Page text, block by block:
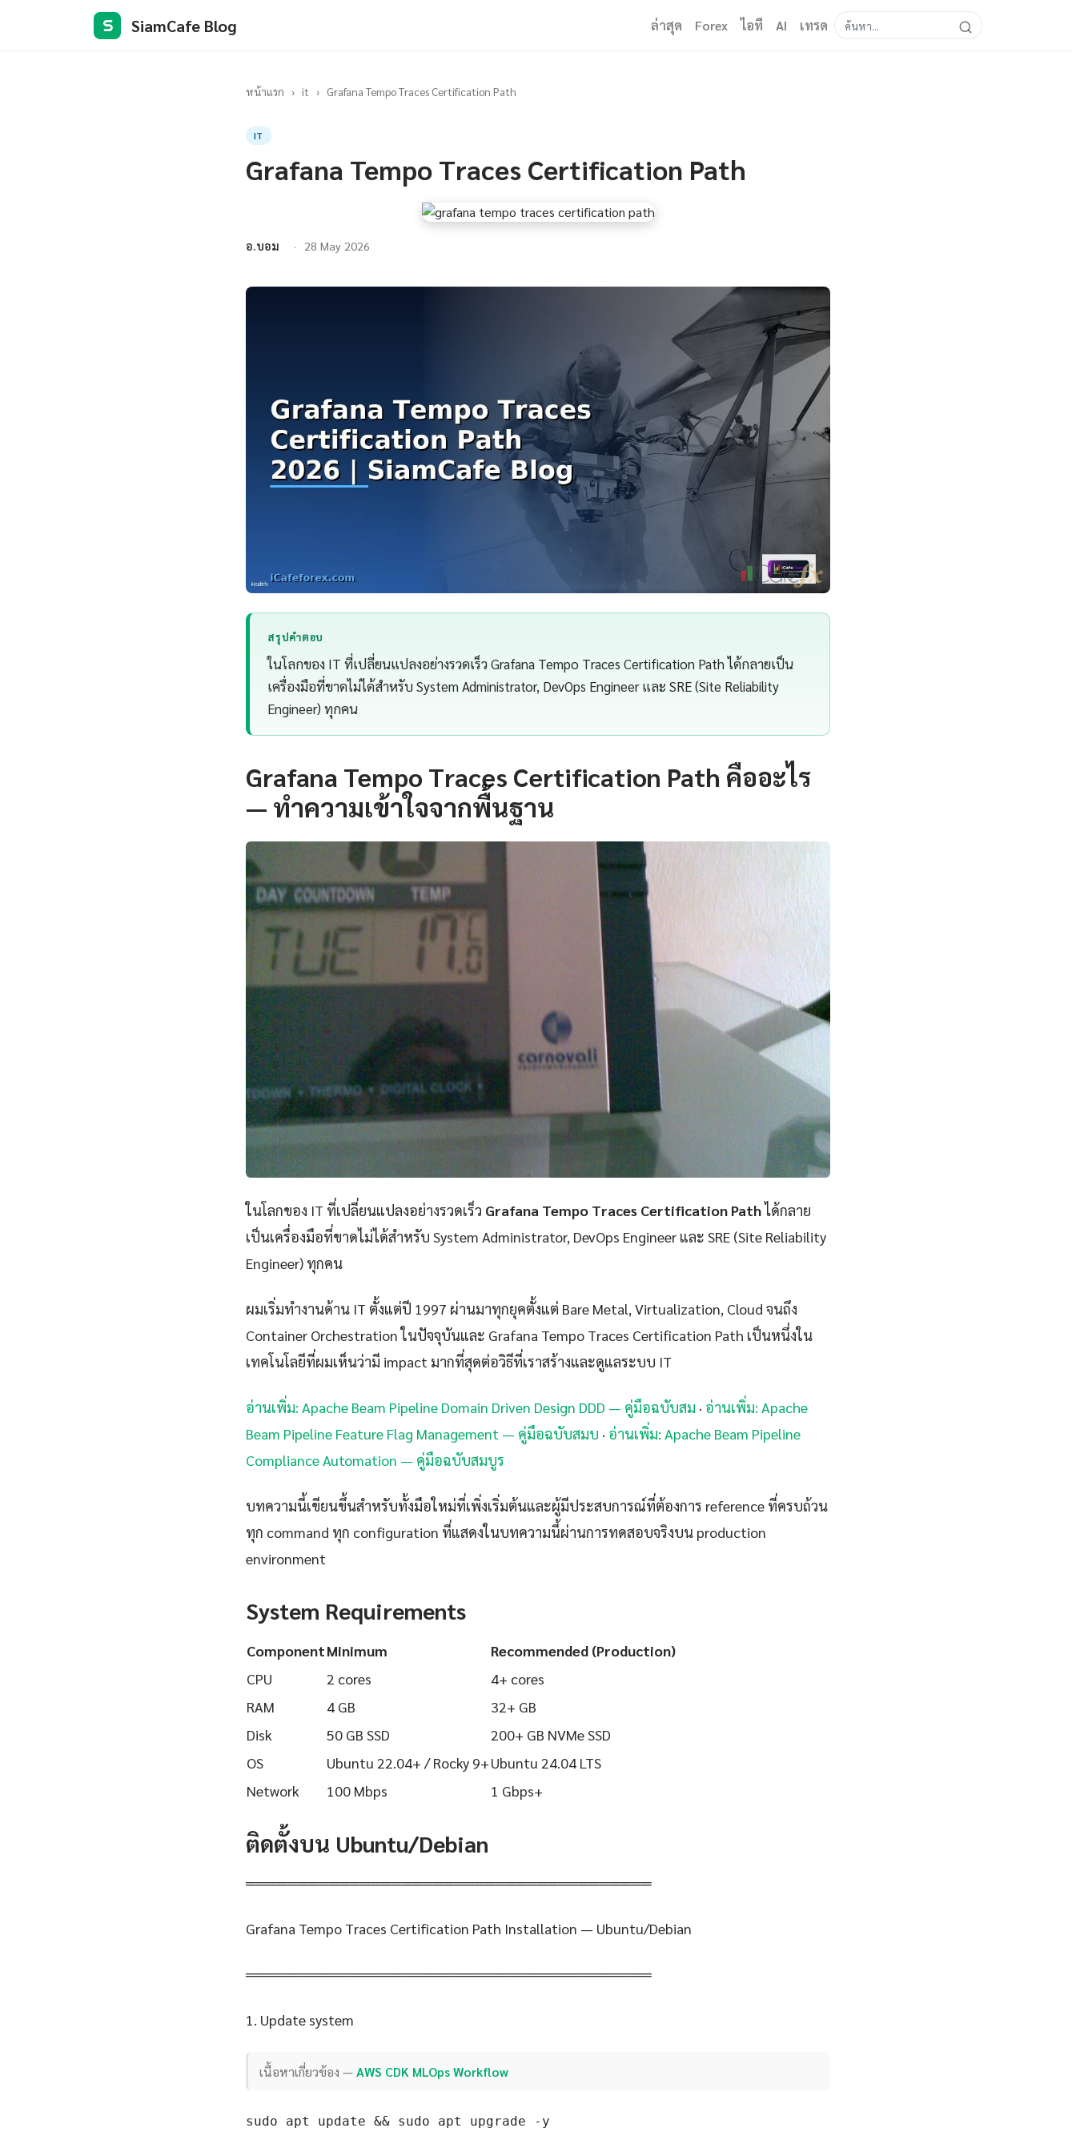
S SiamCafe Blog ล่าสุด Forex ไอที AI เทรด
หน้าแรก › it › Grafana Tempo Traces Certification Path
IT
Grafana Tempo Traces Certification Path
อ.บอม 28 May 2026
สรุปคำตอบ
ในโลกของ IT ที่เปลี่ยนแปลงอย่างรวดเร็ว Grafana Tempo Traces Certification Path ได้กลายเป็น
เครื่องมือที่ขาดไม่ได้สำหรับ System Administrator, DevOps Engineer และ SRE (Site Reliability
Engineer) ทุกคน
Grafana Tempo Traces Certification Path คืออะไร
— ทำความเข้าใจจากพื้นฐาน
ในโลกของ IT ที่เปลี่ยนแปลงอย่างรวดเร็ว Grafana Tempo Traces Certification Pathได้กลาย
เป็นเครื่องมือที่ขาดไม่ได้สำหรับ System Administrator, DevOps Engineer และ SRE (Site Reliability
Engineer) ทุกคน
ผมเริ่มทำงานด้าน IT ตั้งแต่ปี 1997 ผ่านมาทุกยุคตั้งแต่ Bare Metal, Virtualization, Cloud จนถึง
Container Orchestration ในปัจจุบันและ Grafana Tempo Traces Certification Path เป็นหนึ่งใน
เทคโนโลยีที่ผมเห็นว่ามี impact มากที่สุดต่อวิธีที่เราสร้างและดูแลระบบ IT
อ่านเพิ่ม: Apache Beam Pipeline Domain Driven Design DDD — คู่มือฉบับสม · อ่านเพิ่ม: Apache
Beam Pipeline Feature Flag Management — คู่มือฉบับสมบ · อ่านเพิ่ม: Apache Beam Pipeline
Compliance Automation — คู่มือฉบับสมบูร
บทความนี้เขียนขึ้นสำหรับทั้งมือใหม่ที่เพิ่งเริ่มต้นและผู้มีประสบการณ์ที่ต้องการ reference ที่ครบถ้วน
ทุก command ทุก configuration ที่แสดงในบทความนี้ผ่านการทดสอบจริงบน production
environment
System Requirements
ComponentMinimum
Recommended (Production)
CPU
2 cores
4+ cores
RAM
4 GB
32+ GB
Disk
50 GB SSD
200+ GB NVMe SSD
OS
Ubuntu 22.04+ / Rocky 9+Ubuntu 24.04 LTS
Network
100 Mbps 1 Gbps+
ติดตั้งบน Ubuntu/Debian
═══════════════════════════════════════
Grafana Tempo Traces Certification Path Installation — Ubuntu/Debian
═══════════════════════════════════════
1. Update system
เนื้อหาเกี่ยวข้อง —AWS CDK MLOps Workflow
sudo apt update && sudo apt upgrade -y